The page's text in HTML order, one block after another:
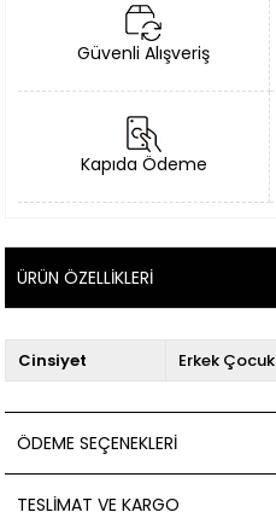
Güvenli Alışveriş
Kapıda Ödeme
ÜRÜN ÖZELLIKLERI
Cinsiyet Erkek Çocuk
ÖDEME SEÇENEKLERI
TESLIMAT VE KARGO